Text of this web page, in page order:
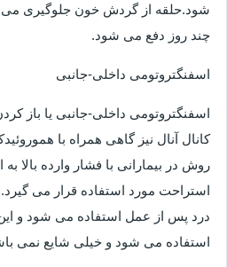
شود.حلقه از گردش خون جلوگیری می
چند روز دفع می شود.
اسفنگتروتومی داخلی-جانبی
اسفنگتروتومی داخلی-جانبی یا باز
کانال آنال نیز گاهی همراه با
روش در بیمارانی با فشار وارده بالا
استراحت مورد استفاده قرار می
درد پس از عمل استفاده می شود و
استفاده می شود و خیلی شایع نمی